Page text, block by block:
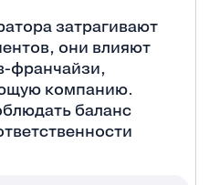
затрагивают
они влияют
франчайзи,
компанию.
баланс